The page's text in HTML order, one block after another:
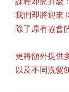
我們即將迎來
除了原有協會
更將額外提供
以及不同洗髮